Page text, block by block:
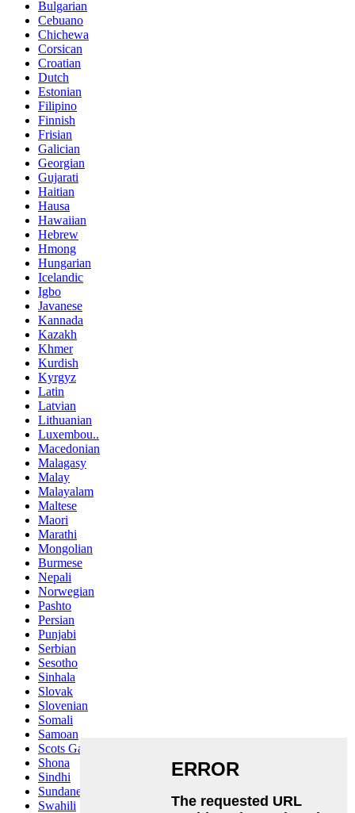
Bulgarian
Cebuano
Chichewa
Corsican
Croatian
Dutch
Estonian
Filipino
Finnish
Frisian
Galician
Georgian
Gujarati
Haitian
Hausa
Hawaiian
Hebrew
Hmong
Hungarian
Icelandic
Igbo
Javanese
Kannada
Kazakh
Khmer
Kurdish
Kyrgyz
Latin
Latvian
Lithuanian
Luxembou..
Macedonian
Malagasy
Malay
Malayalam
Maltese
Maori
Marathi
Mongolian
Burmese
Nepali
Norwegian
Pashto
Persian
Punjabi
Serbian
Sesotho
Sinhala
Slovak
Slovenian
Somali
Samoan
Scots Gaelic
Shona
Sindhi
Sundanese
Swahili